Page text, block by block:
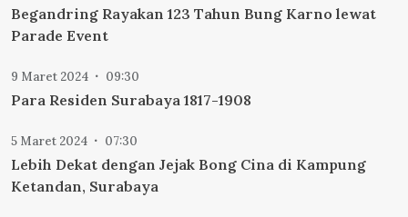
Begandring Rayakan 123 Tahun Bung Karno lewat
Parade Event
9 Maret 2024 09:30
Para Residen Surabaya 1817-1908
5 Maret 2024 07:30
Lebih Dekat dengan Jejak Bong Cina di Kampung
Ketandan, Surabaya